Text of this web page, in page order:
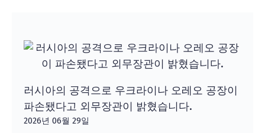
러시아의 공격으로 우크라이나 오레오 공장이
파손됐다고 외무장관이 밝혔습니다.
2026년 06월 29일